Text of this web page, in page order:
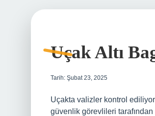
Uçak Altı
Tarih: Şubat 23, 2025
Uçakta valizler kontrol
güvenlik görevlileri